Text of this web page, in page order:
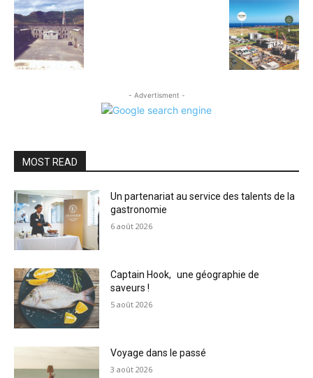
- Advertisment -
MOST READ
Un partenariat au service des talents de la
gastronomie
6 août 2026
Captain Hook, une géographie de
saveurs !
5 août 2026
Voyage dans le passé
3 août 2026